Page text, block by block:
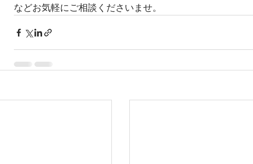
などお気軽にご相談くださいませ。